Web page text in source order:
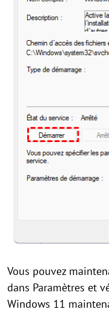
Vous pouvez
dans Paramètres et
Windows 11